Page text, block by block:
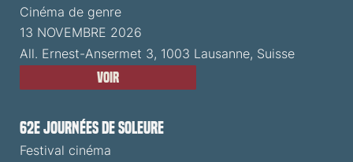
Cinéma de genre
13 NOVEMBRE 2026
All. Ernest-Ansermet 3, 1003 Lausanne, Suisse
Voir
62e Journées de Soleure
Festival cinéma